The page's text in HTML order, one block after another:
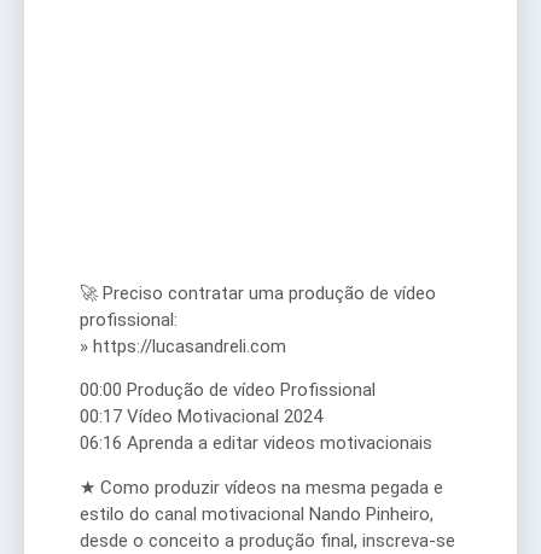
🚀 Preciso contratar uma produção de vídeo
profissional:
» https://lucasandreli.com
00:00 Produção de vídeo Profissional
00:17 Vídeo Motivacional 2024
06:16 Aprenda a editar videos motivacionais
★ Como produzir vídeos na mesma pegada e
estilo do canal motivacional Nando Pinheiro,
desde o conceito a produção final, inscreva-se